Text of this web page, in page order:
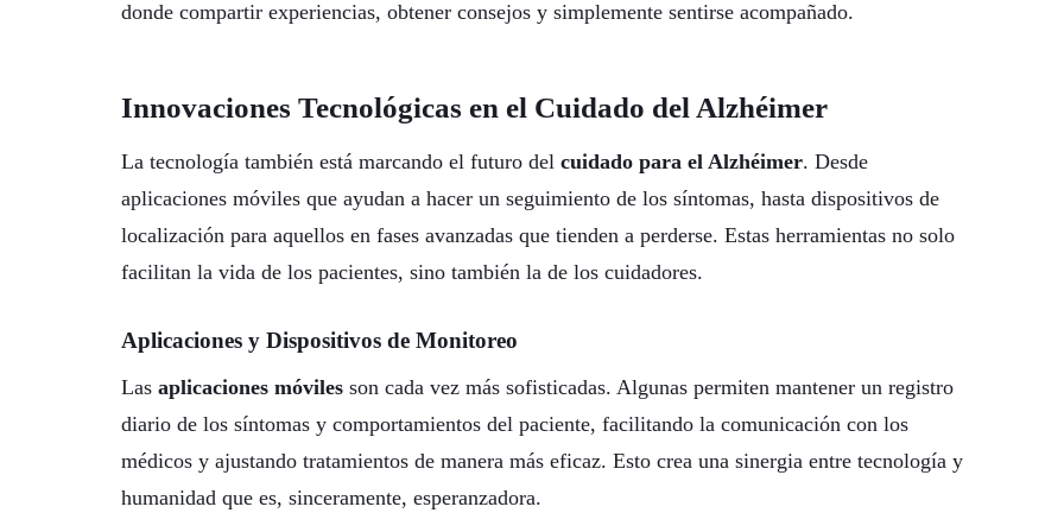
donde compartir experiencias, obtener consejos y simplemente sentirse acompañado.
Innovaciones Tecnológicas en el Cuidado del Alzhéimer
La tecnología también está marcando el futuro del cuidado para el Alzhéimer. Desde
aplicaciones móviles que ayudan a hacer un seguimiento de los síntomas, hasta dispositivos de
localización para aquellos en fases avanzadas que tienden a perderse. Estas herramientas no solo
facilitan la vida de los pacientes, sino también la de los cuidadores.
Aplicaciones y Dispositivos de Monitoreo
Las aplicaciones móviles son cada vez más sofisticadas. Algunas permiten mantener un registro
diario de los síntomas y comportamientos del paciente, facilitando la comunicación con los
médicos y ajustando tratamientos de manera más eficaz. Esto crea una sinergia entre tecnología y
humanidad que es, sinceramente, esperanzadora.